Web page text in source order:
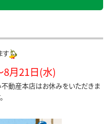
す
月21日(水)
動産本店はお休みをいただきま